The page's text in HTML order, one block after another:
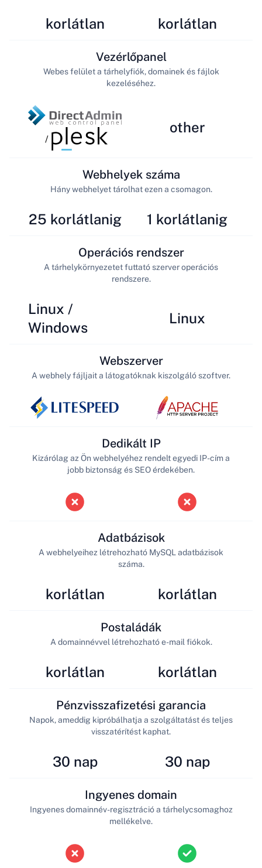
korlátlan korlátlan
/
Vezérlőpanel
Webes felület a tárhelyfiók, domainek és fájlok
kezeléséhez.
other
25 korlátlanig
Webhelyek száma
Hány webhelyet tárolhat ezen a csomagon.
1 korlátlanig
Linux /
Windows
Operációs rendszer
A tárhelykörnyezetet futtató szerver operációs
rendszere.
Linux
Webszerver
A webhely fájljait a látogatóknak kiszolgáló szoftver.
Dedikált IP
Kizárólag az Ön webhelyéhez rendelt egyedi IP-cím a
jobb biztonság és SEO érdekében.
korlátlan
Adatbázisok
A webhelyeihez létrehozható MySQL adatbázisok
száma.
korlátlan
korlátlan
Postaládák
A domainnévvel létrehozható e-mail fiókok.
korlátlan
30 nap
Pénzvisszafizetési garancia
Napok, ameddig kipróbálhatja a szolgáltatást és teljes
visszatérítést kaphat.
30 nap
Ingyenes domain
Ingyenes domainnév-regisztráció a tárhelycsomaghoz
mellékelve.